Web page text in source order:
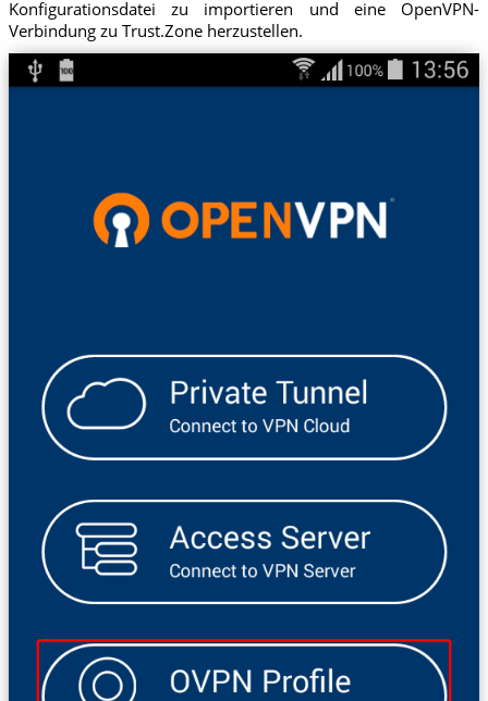
Konfigurationsdatei zu importieren und eine OpenVPN-
Verbindung zu Trust.Zone herzustellen.